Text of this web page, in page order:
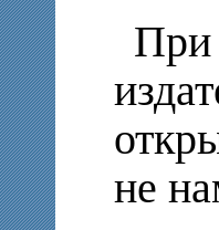
При
не